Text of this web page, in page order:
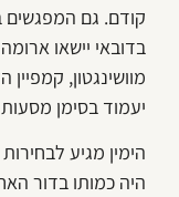
קודם. גם
בדובאי יישאו
יעמוד בסימן
הימין מגיע
היה כמותו בדור